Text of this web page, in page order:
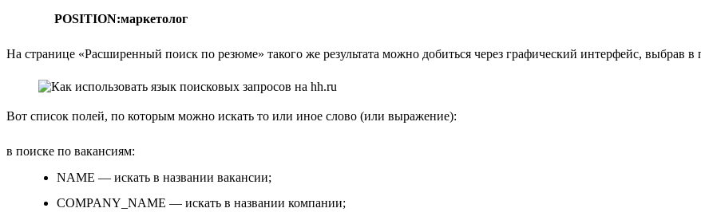
POSITION:маркетолог
На странице «Расширенный поиск по резюме» такого же результата можно добиться через графический интерфейс, выбрав
Вот список полей, по которым можно искать то или иное слово (или выражение):
в поиске по вакансиям:
NAME — искать в названии вакансии;
COMPANY_NAME — искать в названии компании;